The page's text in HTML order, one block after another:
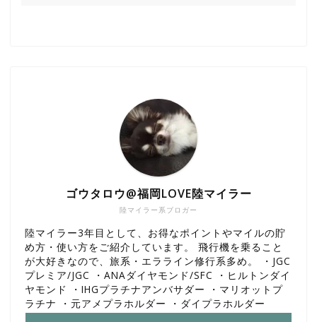
陸マイラー系ブロガー
ゴウタロウ@福岡LOVE陸マイラー
陸マイラー3年目として、お得なポイントやマイルの貯
め方・使い方をご紹介しています。 飛行機を乗ること
が大好きなので、旅系・エラライン修行系多め。 ・JGC
プレミア/JGC ・ANAダイヤモンド/SFC ・ヒルトンダイ
ヤモンド ・IHGプラチナアンバサダー ・マリオットプ
ラチナ ・元アメプラホルダー ・ダイプラホルダー